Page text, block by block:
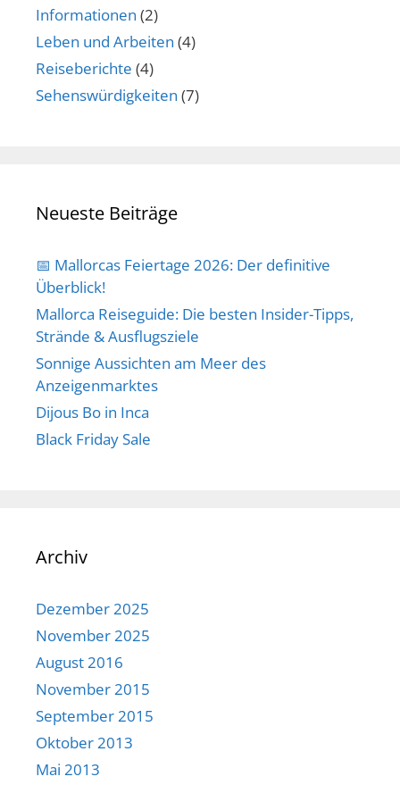
Informationen (2)
Leben und Arbeiten (4)
Reiseberichte (4)
Sehenswürdigkeiten (7)
Neueste Beiträge
📅 Mallorcas Feiertage 2026: Der definitive
Überblick!
Mallorca Reiseguide: Die besten Insider-Tipps,
Strände & Ausflugsziele
Sonnige Aussichten am Meer des
Anzeigenmarktes
Dijous Bo in Inca
Black Friday Sale
Archiv
Dezember 2025
November 2025
August 2016
November 2015
September 2015
Oktober 2013
Mai 2013